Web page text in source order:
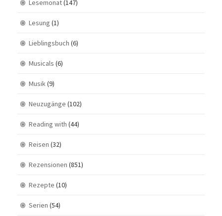
Lesemonat(147)
Lesung (1)
Lieblingsbuch (6)
Musicals (6)
Musik(9)
Neuzugänge (102)
Reading with (44)
Reisen (32)
Rezensionen (851)
Rezepte (10)
Serien (54)